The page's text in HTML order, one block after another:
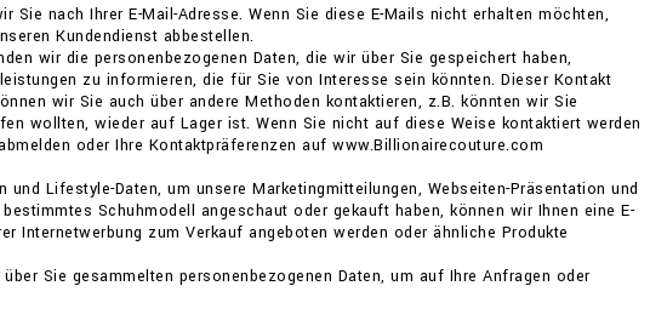
nach Ihrer E-Mail-Adresse. Wenn Sie diese E-Mails nicht erhalten möchten,
Kundendienst abbestellen.
wir die personenbezogenen Daten, die wir über Sie gespeichert haben,
zu informieren, die für Sie von Interesse sein könnten. Dieser Kontakt
wir Sie auch über andere Methoden kontaktieren, z.B. könnten wir Sie
wollten, wieder auf Lager ist. Wenn Sie nicht auf diese Weise kontaktiert werden
oder Ihre Kontaktpräferenzen auf www.Billionairecouture.com
Lifestyle-Daten, um unsere Marketingmitteilungen, Webseiten-Präsentation und
Schuhmodell angeschaut oder gekauft haben, können wir Ihnen eine E-
Internetwerbung zum Verkauf angeboten werden oder ähnliche Produkte
Sie gesammelten personenbezogenen Daten, um auf Ihre Anfragen oder